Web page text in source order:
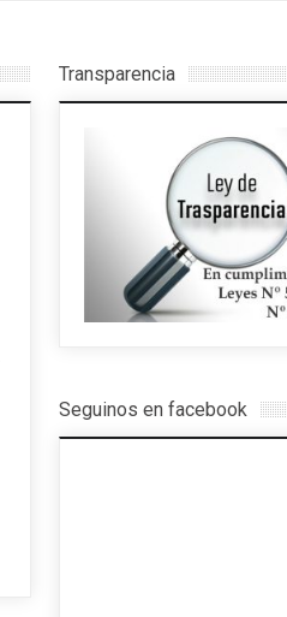
Transparencia
Seguinos en facebook